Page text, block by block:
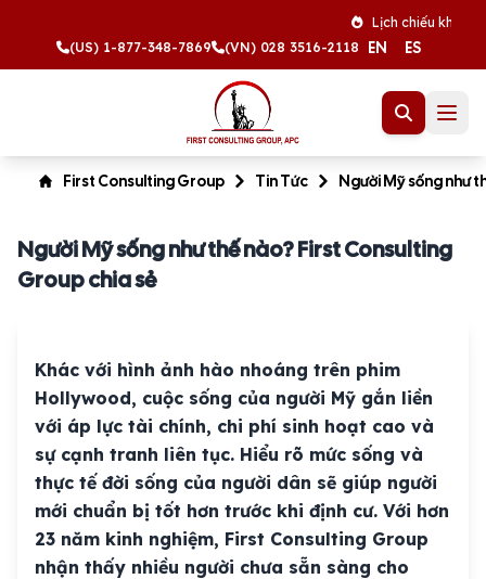
Lịch chiếu khán tháng 8
(US) 1-877-348-7869
(VN) 028 3516-2118 EN ES
First Consulting Group Tin Tức Người Mỹ sống như
Người Mỹ sống như thế nào? First Consulting
Group chia sẻ
Khác với hình ảnh hào nhoáng trên phim
Hollywood, cuộc sống của người Mỹ gắn liền
với áp lực tài chính, chi phí sinh hoạt cao và
sự cạnh tranh liên tục. Hiểu rõ mức sống và
thực tế đời sống của người dân sẽ giúp người
mới chuẩn bị tốt hơn trước khi định cư. Với hơn
23 năm kinh nghiệm, First Consulting Group
nhận thấy nhiều người chưa sẵn sàng cho